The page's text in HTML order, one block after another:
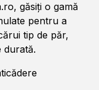
găsiți o gamă
pentru a
tip de păr,
durată.